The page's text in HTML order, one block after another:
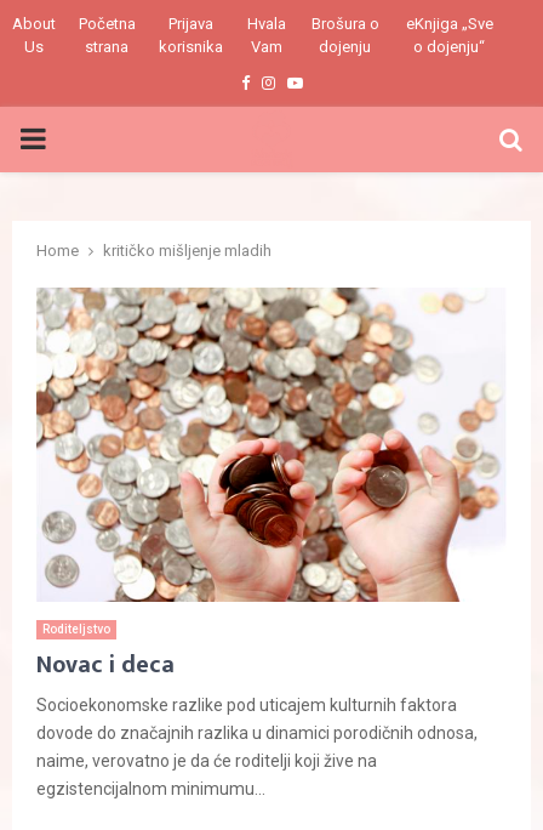
About
Us
Početna
strana
Prijava
korisnika
Hvala
Vam
Brošura o
dojenju
eKnjiga „Sve
o dojenju“
Facebook
Instagram
Youtube
PRIMARY
Home kritičko mišljenje mladih
Roditeljstvo
Novac i deca
Socioekonomske razlike pod uticajem kulturnih faktora
dovode do značajnih razlika u dinamici porodičnih odnosa,
naime, verovatno je da će roditelji koji žive na
egzistencijalnom minimumu...